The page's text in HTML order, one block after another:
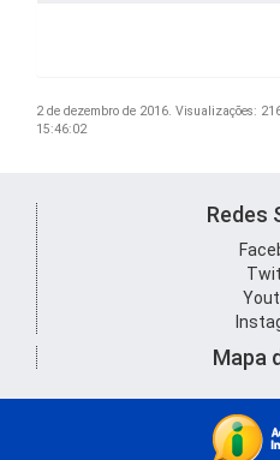
2 de dezembro de 2016. Visualizações:
15:46:02
Redes
Mapa